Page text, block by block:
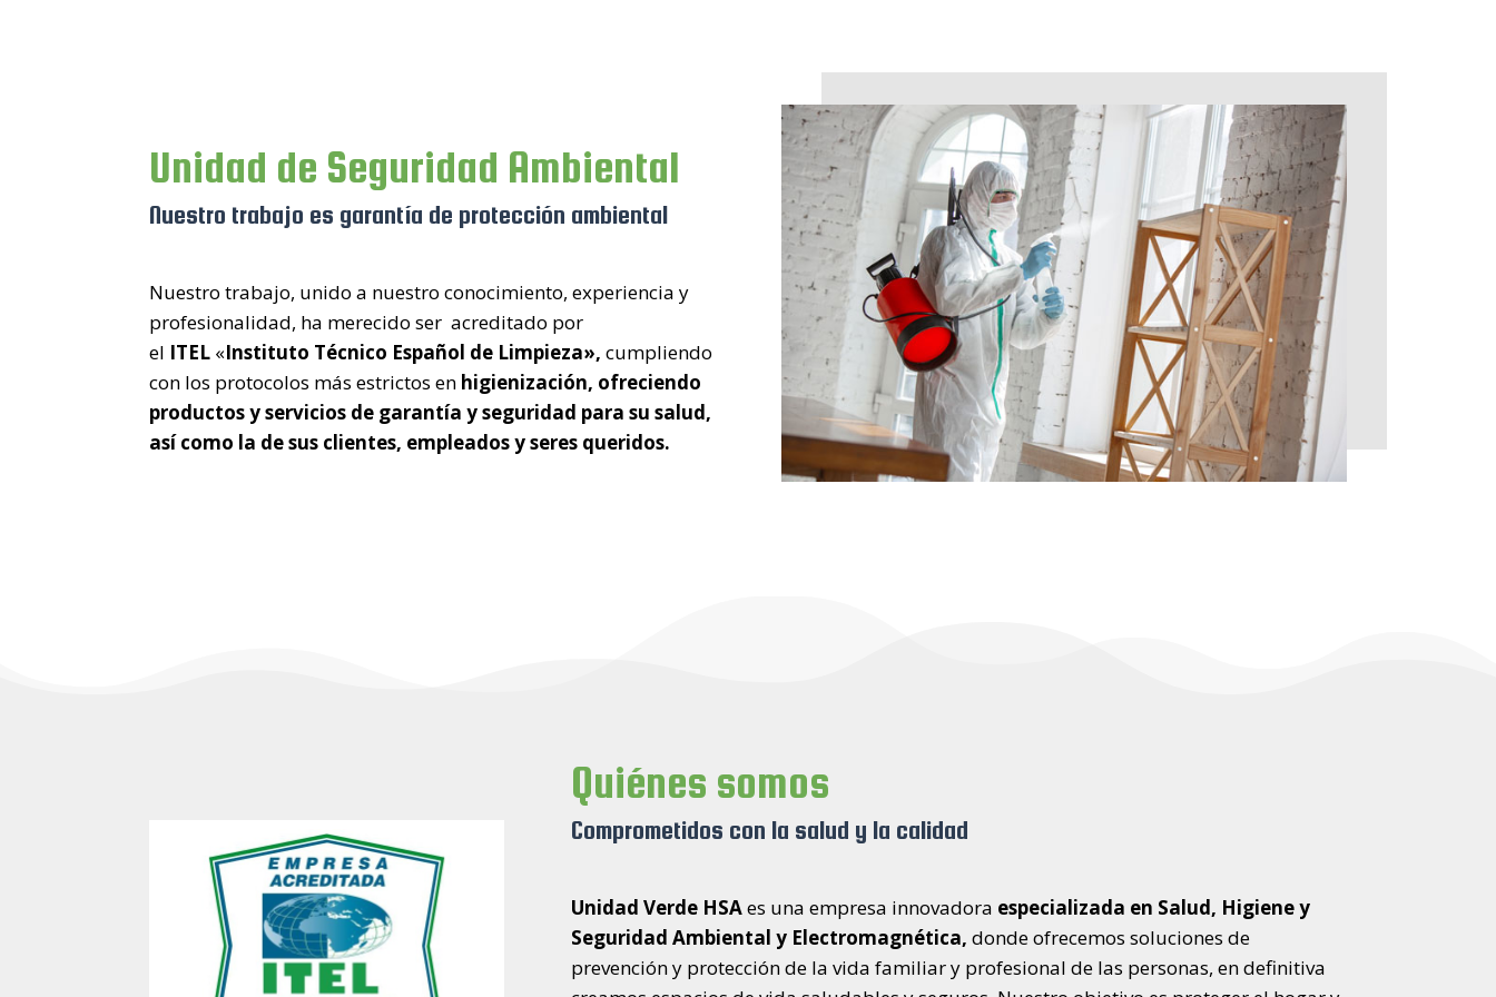
Unidad de Seguridad Ambiental
Nuestro trabajo es garantía de protección ambiental
Nuestro trabajo, unido a nuestro conocimiento, experiencia y
profesionalidad, ha merecido ser acreditado por
el ITEL «Instituto Técnico Español de Limpieza», cumpliendo
con los protocolos más estrictos en higienización, ofreciendo
productos y servicios de garantía y seguridad para su salud,
así como la de sus clientes, empleados y seres queridos.
Quiénes somos
Comprometidos con la salud y la calidad
Unidad Verde HSAes una empresa innovadora especializada en Salud, Higiene y
Seguridad Ambiental y Electromagnética, donde ofrecemos soluciones de
prevención y protección de la vida familiar y profesional de las personas, en definitiva